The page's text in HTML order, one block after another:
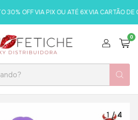
30% OFF VIA PIX OU ATÉ 6X VIA CARTÃO DE
0
1 /4